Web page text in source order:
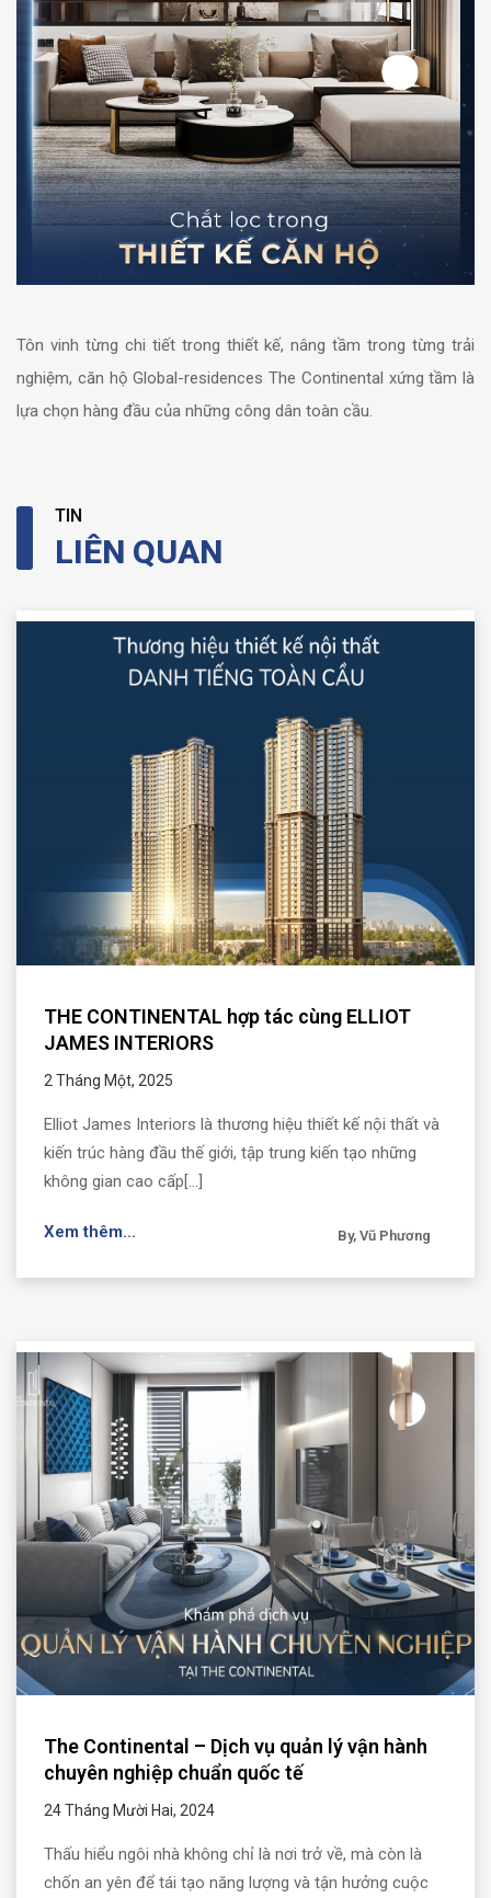
Tôn vinh từng chi tiết trong thiết kế, nâng tầm trong từng trải
nghiệm, căn hộ Global-residences The Continental xứng tầm là
lựa chọn hàng đầu của những công dân toàn cầu.
TIN
LIÊN QUAN
THE CONTINENTAL hợp tác cùng ELLIOT
JAMES INTERIORS
2 Tháng Một, 2025
Elliot James Interiors là thương hiệu thiết kế nội thất và
kiến trúc hàng đầu thế giới, tập trung kiến tạo những
không gian cao cấp[...]
Xem thêm... By, Vũ Phương
The Continental – Dịch vụ quản lý vận hành
chuyên nghiệp chuẩn quốc tế
24 Tháng Mười Hai, 2024
Thấu hiểu ngôi nhà không chỉ là nơi trở về, mà còn là
chốn an yên để tái tạo năng lượng và tận hưởng cuộc